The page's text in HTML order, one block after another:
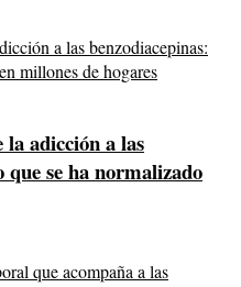
adicción a las
que se ha normalizado